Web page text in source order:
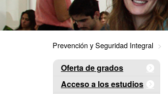
Prevención y Seguridad Integral
Oferta de grados
Acceso a los estudios